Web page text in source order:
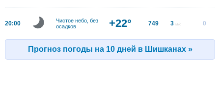
20:00
Чистое небо, без
осадков
+22° 749 3 м/с 0
Прогноз погоды на 10 дней в Шишканах »